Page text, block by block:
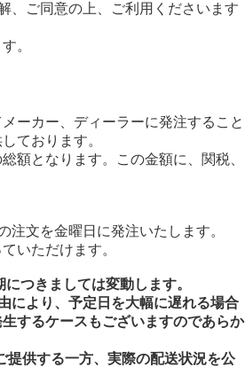
、ご同意の上、ご利用くださいます
。
ーカー、ディーラーに発注すること
ております。
額となります。この金額に、関税、
文を金曜日に発注いたします。
いただけます。
つきましては変動します。
により、予定日を大幅に遅れる場合
するケースもございますのであらか
供する一方、実際の配送状況を公